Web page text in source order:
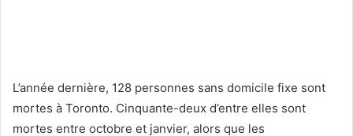
L’année dernière, 128 personnes sans domicile fixe sont
mortes à Toronto. Cinquante-deux d’entre elles sont
mortes entre octobre et janvier, alors que les